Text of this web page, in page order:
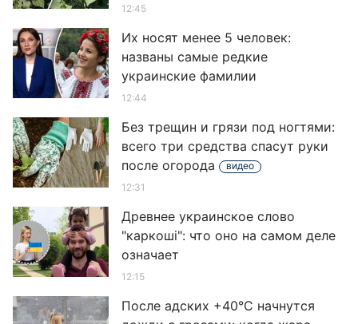
12:45
Их носят менее 5 человек:
названы самые редкие
украинские фамилии
12:44
Без трещин и грязи под ногтями:
всего три средства спасут руки
после огорода
видео
12:31
Древнее украинское слово
"каркоші": что оно на самом деле
означает
12:15
После адских +40°C начнутся